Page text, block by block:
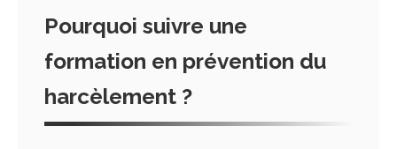
Pourquoi suivre une
formation en prévention du
harcèlement ?